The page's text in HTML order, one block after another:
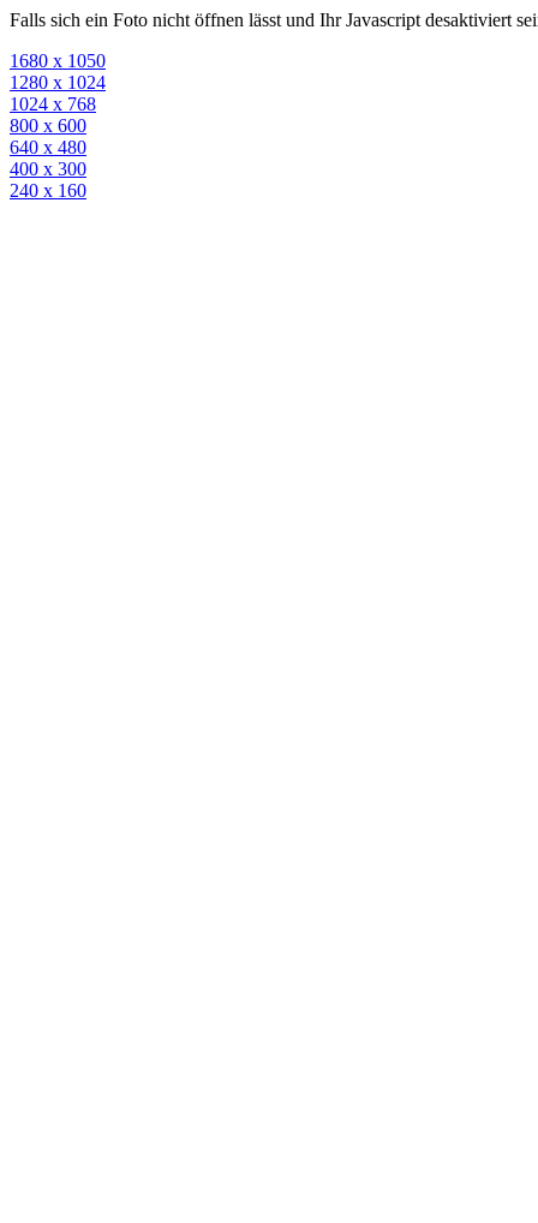
Falls sich ein Foto nicht öffnen lässt und Ihr Javascript desaktiviert
1680 x 1050
1280 x 1024
1024 x 768
800 x 600
640 x 480
400 x 300
240 x 160